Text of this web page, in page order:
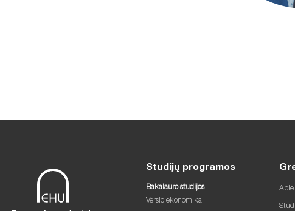
Studijų programos
Bakalauro studijos
Verslo ekonomika